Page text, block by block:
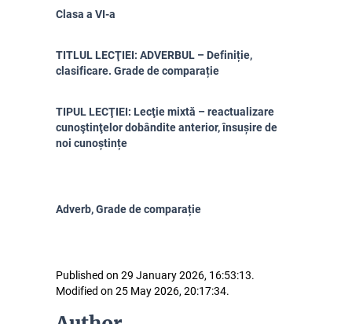
Clasa a VI-a
TITLUL LECŢIEI: ADVERBUL – Definiție,
clasificare. Grade de comparație
TIPUL LECŢIEI: Lecţie mixtă – reactualizare
cunoştinţelor dobândite anterior, însușire de
noi cunoștințe
Adverb, Grade de comparație
Published on 29 January 2026, 16:53:13.
Modified on 25 May 2026, 20:17:34.